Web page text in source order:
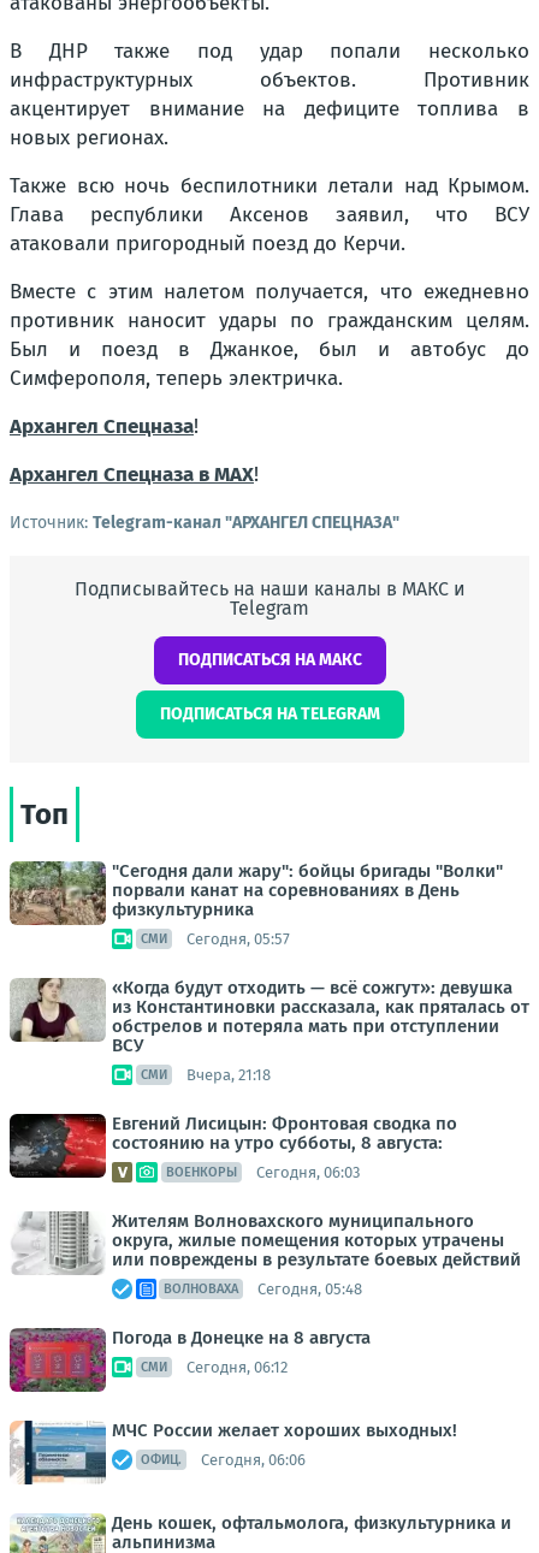
В ДНР также под удар попали несколько
инфраструктурных объектов. Противник
акцентирует внимание на дефиците топлива в
новых регионах.
Также всю ночь беспилотники летали над Крымом.
Глава республики Аксенов заявил, что ВСУ
атаковали пригородный поезд до Керчи.
Вместе с этим налетом получается, что ежедневно
противник наносит удары по гражданским целям.
Был и поезд в Джанкое, был и автобус до
Симферополя, теперь электричка.
Архангел Спецназа!
Архангел Спецназа в MAX!
Источник: Telegram-канал "АРХАНГЕЛ СПЕЦНАЗА"
Подписывайтесь на наши каналы в МАКС и
Telegram
ПОДПИСАТЬСЯ НА МАКС
ПОДПИСАТЬСЯ НА TELEGRAM
Топ
"Сегодня дали жару": бойцы бригады "Волки"
порвали канат на соревнованиях в День
физкультурника
СМИ Сегодня, 05:57
«Когда будут отходить — всё сожгут»: девушка
из Константиновки рассказала, как пряталась от
обстрелов и потеряла мать при отступлении
ВСУ
СМИ Вчера, 21:18
Евгений Лисицын: Фронтовая сводка по
состоянию на утро субботы, 8 августа:
ВОЕНКОРЫ Сегодня, 06:03
Жителям Волновахского муниципального
округа, жилые помещения которых утрачены
или повреждены в результате боевых действий
ВОЛНОВАХА Сегодня, 05:48
Погода в Донецке на 8 августа
СМИ Сегодня, 06:12
МЧС России желает хороших выходных!
ОФИЦ. Сегодня, 06:06
День кошек, офтальмолога, физкультурника и
альпинизма